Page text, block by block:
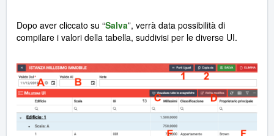
Dopo aver cliccato su “Salva”, verrà data possibilità di
compilare i valori della tabella, suddivisi per le diverse UI.